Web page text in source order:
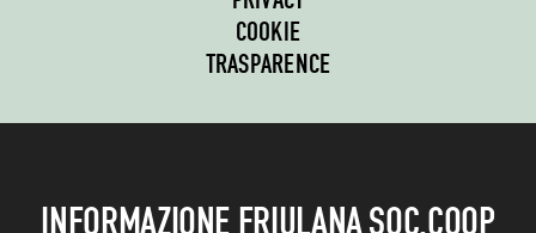
COOKIE
TRASPARENCE
INFORMAZIONE FRIULANA SOC.COOP